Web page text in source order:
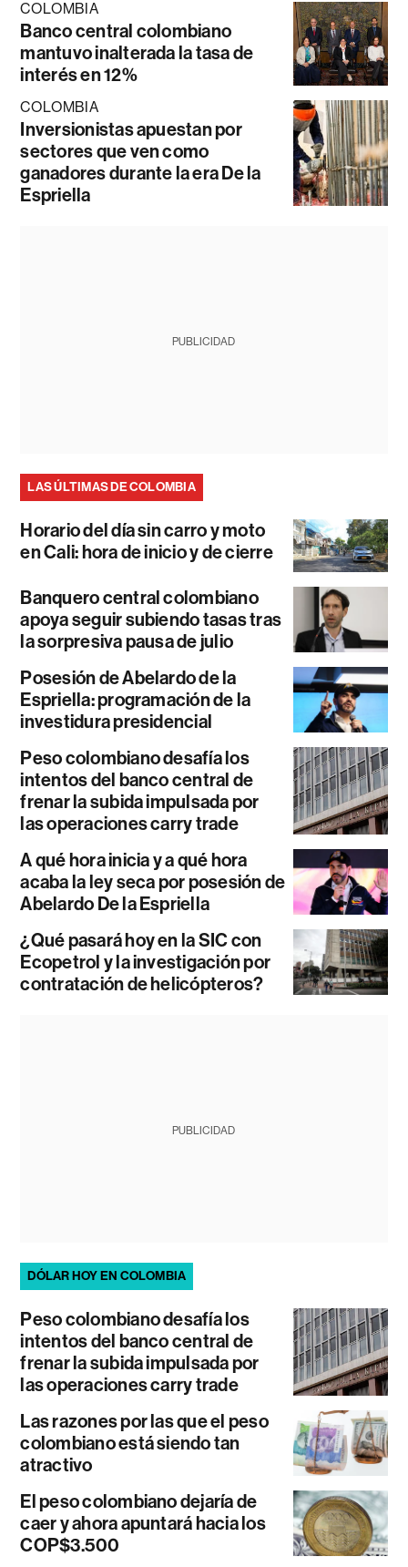
COLOMBIA
Banco central colombiano
mantuvo inalterada la tasa de
interés en 12%
COLOMBIA
Inversionistas apuestan por
sectores que ven como
ganadores durante la era De la
Espriella
PUBLICIDAD
LAS ÚLTIMAS DE COLOMBIA
Horario del día sin carro y moto
en Cali: hora de inicio y de cierre
Banquero central colombiano
apoya seguir subiendo tasas tras
la sorpresiva pausa de julio
Posesión de Abelardo de la
Espriella: programación de la
investidura presidencial
Peso colombiano desafía los
intentos del banco central de
frenar la subida impulsada por
las operaciones carry trade
A qué hora inicia y a qué hora
acaba la ley seca por posesión de
Abelardo De la Espriella
¿Qué pasará hoy en la SIC con
Ecopetrol y la investigación por
contratación de helicópteros?
PUBLICIDAD
DÓLAR HOY EN COLOMBIA
Peso colombiano desafía los
intentos del banco central de
frenar la subida impulsada por
las operaciones carry trade
Las razones por las que el peso
colombiano está siendo tan
atractivo
El peso colombiano dejaría de
caer y ahora apuntará hacia los
COP$3.500